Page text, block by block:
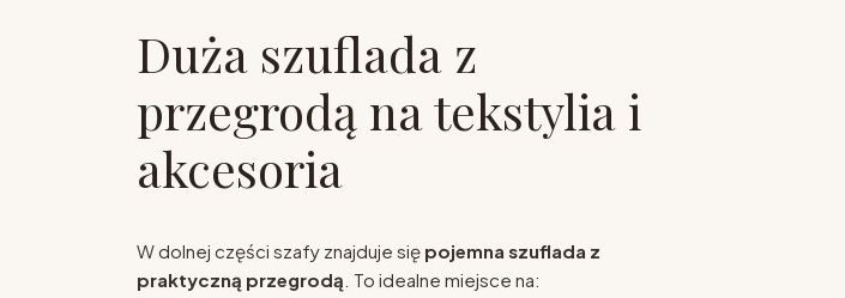
Duża szuflada z
przegrodą na tekstylia i
akcesoria
W dolnej części szafy znajduje się pojemna szuflada z
praktyczną przegrodą . To idealne miejsce na: